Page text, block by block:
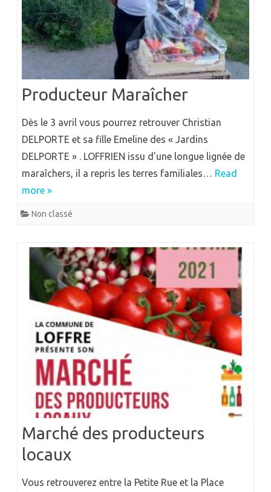
Producteur Maraîcher
Dès le 3 avril vous pourrez retrouver Christian
DELPORTE et sa fille Emeline des « Jardins
DELPORTE » . LOFFRIEN issu d’une longue lignée de
maraîchers, il a repris les terres familiales… Read
more »
Non classé
Marché des producteurs
locaux
Vous retrouverez entre la Petite Rue et la Place